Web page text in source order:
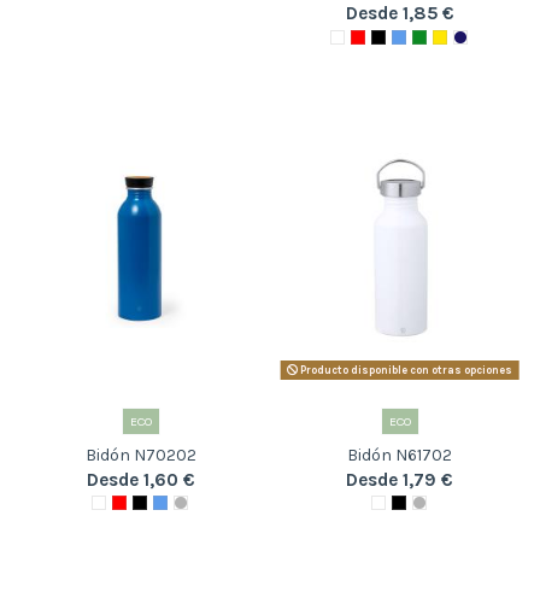
Desde 1,85 €
ECO
Bidón N70202
Desde 1,60 €
Producto disponible con otras opciones
ECO
Bidón N61702
Desde 1,79 €